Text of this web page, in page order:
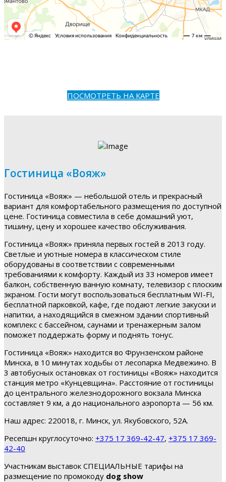
ПОСМОТРЕТЬ НА КАРТЕ
Гостиница «Вояж»
Гостиница «Вояж» — небольшой отель и прекрасный
вариант для комфортабельного размещения по доступной
цене. Гостиница совместила в себе домашний уют,
тишину, цену и хорошее качество обслуживания.
Гостиница «Вояж» приняла первых гостей в 2013 году.
Светлые и уютные номера в классическом стиле
оборудованы в соответствии с современными
требованиями к комфорту. Каждый из 33 номеров имеет
балкон, собственную ванную комнату, телевизор с плоским
экраном. Гости могут воспользоваться бесплатным WI-FI,
бесплатной парковкой, кафе, где подают легкие закуски и
напитки, а находящийся в смежном здании спортивный
комплекс с бассейном, саунами и тренажерным залом
поможет поддержать форму и поднять тонус.
Гостиница «Вояж» находится во Фрунзенском районе
Минска, в 10 минутах ходьбы от лесопарка Медвежино. В
3 автобусных остановках от гостиницы «Вояж» находится
станция метро «Кунцевщина». Расстояние от гостиницы
до центрального железнодорожного вокзала Минска
составляет 9 км, а до национального аэропорта — 56 км.
Наш адрес: 220018, г. Минск, ул. Якубовского, 52А.
Ресепшн круглосуточно: +375 17 369-42-47, +375 17 369-
42-40
Участникам выставок СПЕЦИАЛЬНЫЕ тарифы на
размещение по промокоду dog show